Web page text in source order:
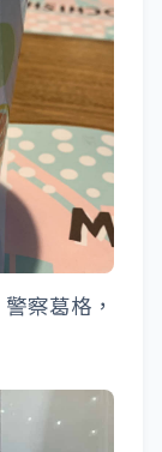
察葛格，